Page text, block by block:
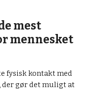
mest
mennesket
fysisk kontakt med
gør det muligt at